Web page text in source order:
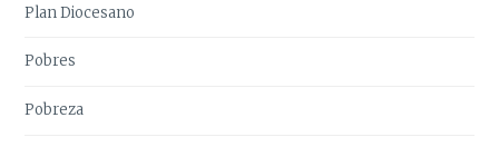
Plan Diocesano
Pobres
Pobreza